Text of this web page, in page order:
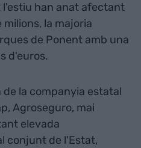
han anat afectant
la majoria
de Ponent amb una
d'euros.
la companyia estatal
Agroseguro, mai
elevada
conjunt de l'Estat,